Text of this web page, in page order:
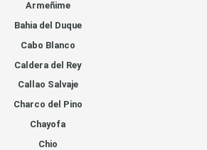
Armeñime
Bahia del Duque
Cabo Blanco
Caldera del Rey
Callao Salvaje
Charco del Pino
Chayofa
Chio